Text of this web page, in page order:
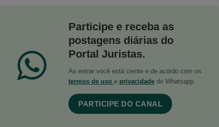
Participe e receba as
postagens diárias do
Portal Juristas.
Ao entrar você está ciente e de acordo com os
termos de uso e privacidade do Whatsapp.
PARTICIPE DO CANAL